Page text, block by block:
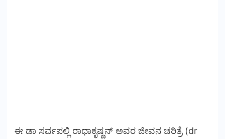
ಈ ಡಾ ಸರ್ವಪಲ್ಲಿ ರಾಧಾಕೃಷ್ಣನ್ ಅವರ ಜೀವನ ಚರಿತ್ರೆ (dr